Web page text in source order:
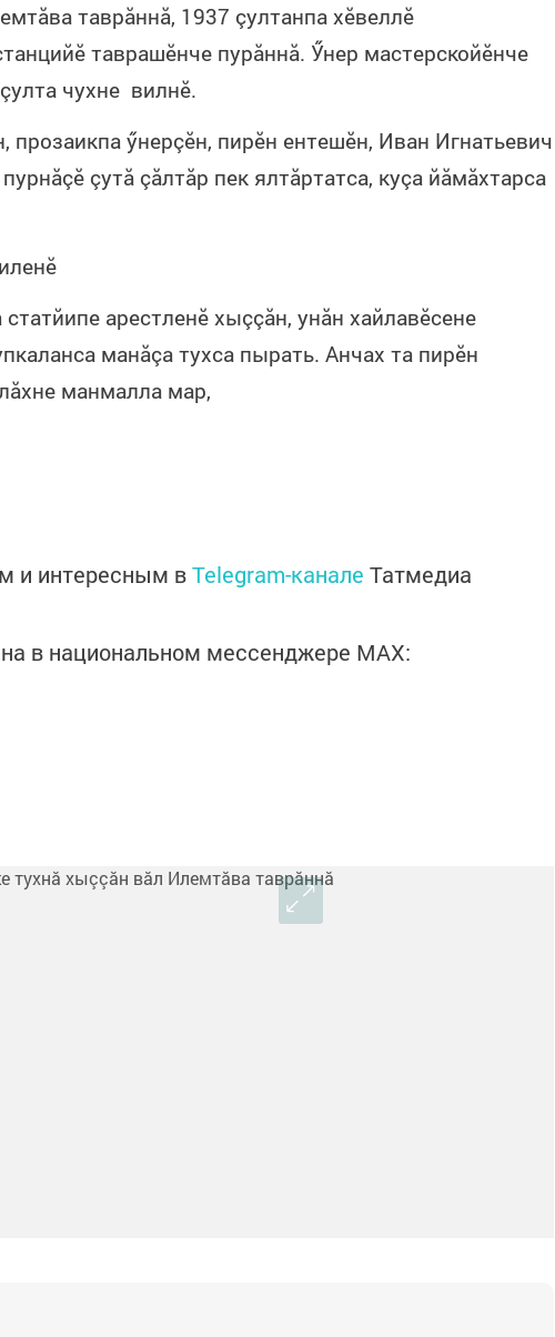
таврăннă, 1937 çултанпа хӗвеллӗ
таврашӗнче пурăннă. Ӳнер мастерскойӗнче
чухне вилнӗ.
прозаикпа ӳнерçӗн, пирӗн ентешӗн, Иван Игнатьевич
çутă çăлтăр пек ялтăртатса, куçа йăмăхтарса
арестленӗ хыççăн, унăн хайлавӗсене
манăçа тухса пырать. Анчах та пирӗн
манмалла мар,
и интересным вTelegram-канале Татмедиа
в национальном мессенджере MАХ: